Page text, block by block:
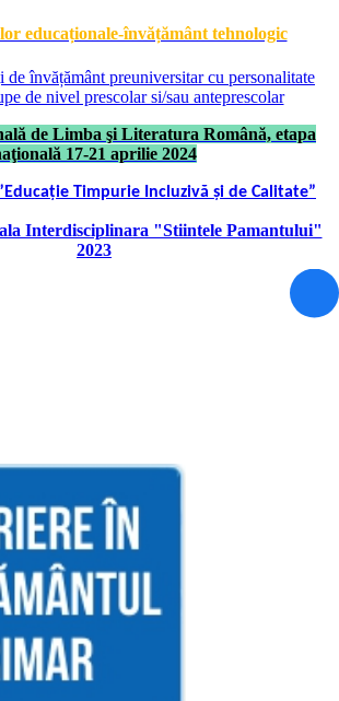
educaționale-învățământ tehnologic
de învățământ preuniversitar cu personalitate
de nivel prescolar si/sau anteprescolar
de Limba şi Literatura Română, etapa
17-21 aprilie 2024
”Educație Timpurie Incluzivă și de Calitate”
Interdisciplinara "Stiintele Pamantului"
2023